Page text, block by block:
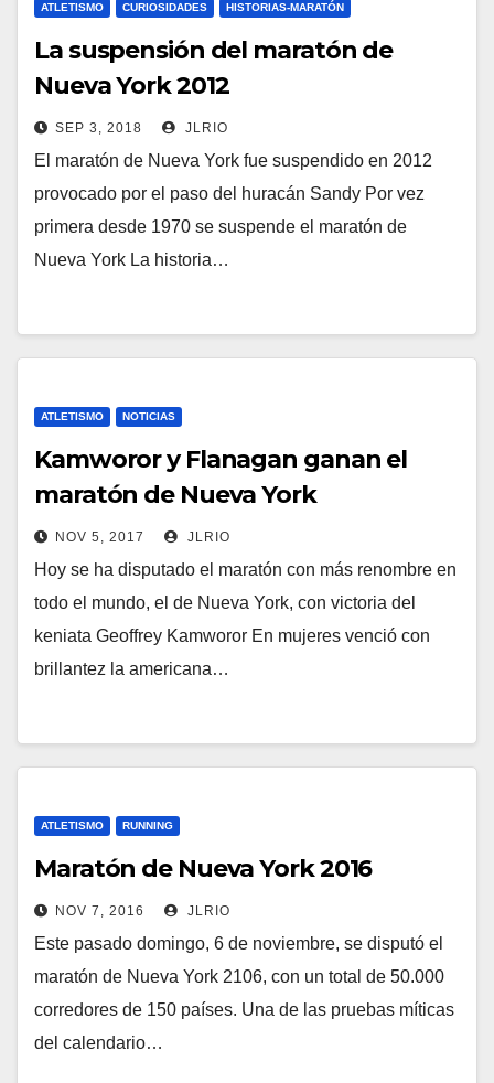
ATLETISMO CURIOSIDADES HISTORIAS-MARATÓN
La suspensión del maratón de
Nueva York 2012
SEP 3, 2018 JLRIO
El maratón de Nueva York fue suspendido en 2012
provocado por el paso del huracán Sandy Por vez
primera desde 1970 se suspende el maratón de
Nueva York La historia…
ATLETISMO NOTICIAS
Kamworor y Flanagan ganan el
maratón de Nueva York
NOV 5, 2017 JLRIO
Hoy se ha disputado el maratón con más renombre en
todo el mundo, el de Nueva York, con victoria del
keniata Geoffrey Kamworor En mujeres venció con
brillantez la americana…
ATLETISMO RUNNING
Maratón de Nueva York 2016
NOV 7, 2016 JLRIO
Este pasado domingo, 6 de noviembre, se disputó el
maratón de Nueva York 2106, con un total de 50.000
corredores de 150 países. Una de las pruebas míticas
del calendario…